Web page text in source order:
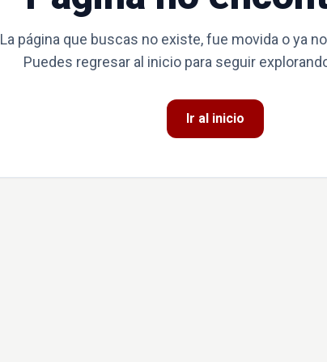
La página que buscas no existe, fue movida o ya
Puedes regresar al inicio para seguir
Ir al inicio